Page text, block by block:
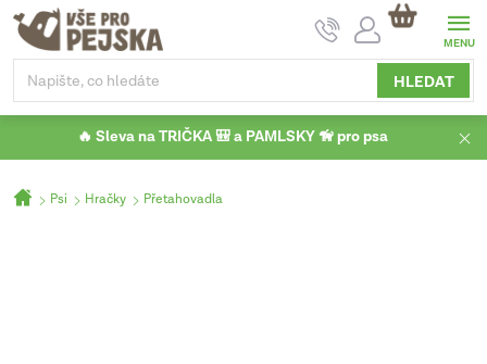
Přejít
obsah
HLEDAT
NÁKUPNÍ
KOŠÍK
🔥 Sleva na TRIČKA 🎒 a PAMLSKY 🦮 pro psa
Domů
Psi Hračky Přetahovadla